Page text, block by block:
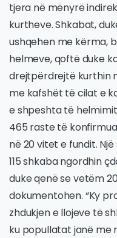
tjera në mënyrë
kurtheve. Shkabat,
ushqehen me kërma,
helmeve, qoftë duke
drejtpërdrejtë kurthin
me kafshët të cilat e
e shpeshta të
465 raste të
në 20 vitet e fundit.
115 shkaba ngordhin
duke qenë se vetëm
dokumentohen. “Ky
zhdukjen e llojeve të
ku popullatat janë me